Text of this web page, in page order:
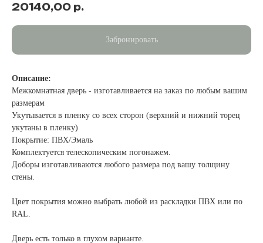
20140,00 р.
Забронировать
Описание:
Межкомнатная дверь - изготавливается на заказ по любым вашим
размерам
Укутывается в пленку со всех сторон (верхний и нижний торец
укутаны в пленку)
Покрытие: ПВХ/Эмаль
Комплектуется телескопическим погонажем.
Доборы изготавливаются любого размера под вашу толщину
стены.
Цвет покрытия можно выбрать любой из раскладки ПВХ или по
RAL.
Дверь есть только в глухом варианте.